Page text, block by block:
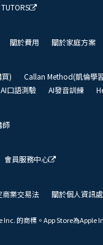
關於費用 關於家庭方案
) Callan Method(凱倫學
AI口語測驗 AI發音訓練
師
會員服務中心
商業交易法 關於個人資訊
的商標。App Store為Apple